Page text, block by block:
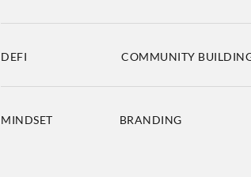
DEFI COMMUNITY
MINDSET BRANDING